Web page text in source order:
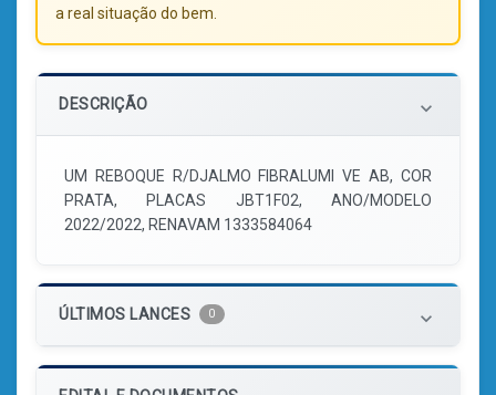
a real situação do bem.
DESCRIÇÃO keyboard_arrow_down
UM REBOQUE R/DJALMO FIBRALUMI VE AB, COR
PRATA, PLACAS JBT1F02, ANO/MODELO
2022/2022, RENAVAM 1333584064
ÚLTIMOS LANCES 0 keyboard_arrow_down